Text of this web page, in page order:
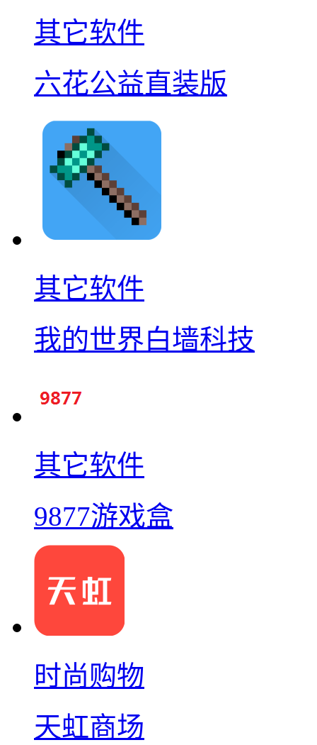
其它软件
六花公益直装版
其它软件
我的世界白墙科技
其它软件
9877游戏盒
时尚购物
天虹商场